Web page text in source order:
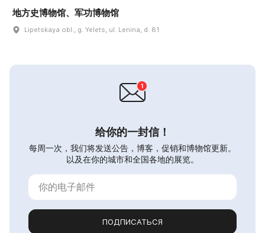
地方史博物馆、军功博物馆
Lipetskaya obl., g. Yelets, ul. Lenina, d. 81
给你的一封信！
每周一次，我们将发送公告，博客，促销和博物馆更新。
以及在你的城市和全国各地的展览。
ПОДПИСАТЬСЯ